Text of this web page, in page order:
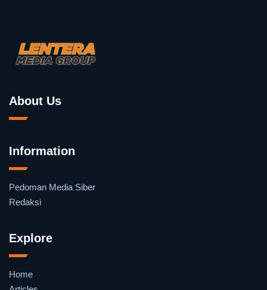
About Us
Information
Pedoman Media Siber
Redaksi
Explore
Home